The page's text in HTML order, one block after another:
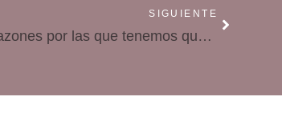
SIGUIENTE
Guerra en Irán y en Oriente Medio: 10 razones por las que tenemos que explicarlo en casa